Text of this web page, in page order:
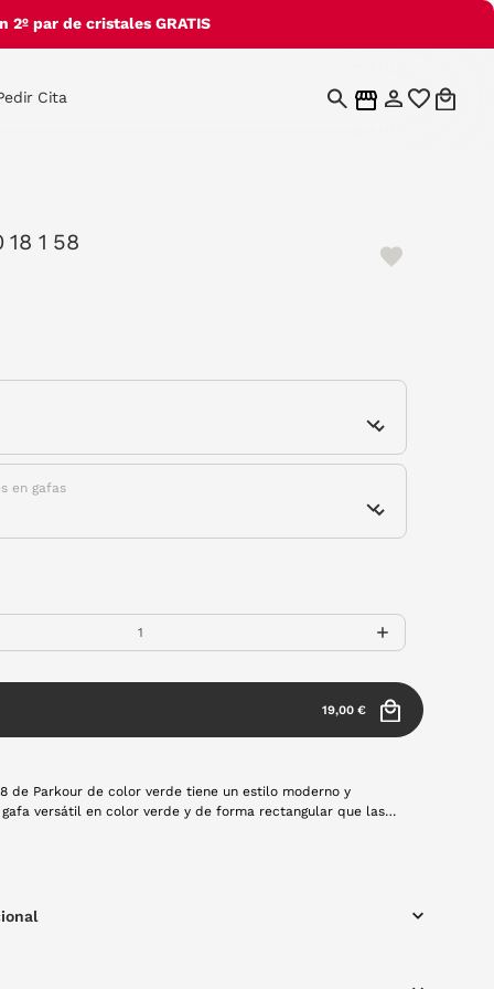
par de cristales GRATIS
Cita
18 1 58
en gafas
19,00 €
de Parkour de color verde tiene un estilo moderno y
gafa versátil en color verde y de forma rectangular que las
gafa fácil de combinar con cualquier estilo.